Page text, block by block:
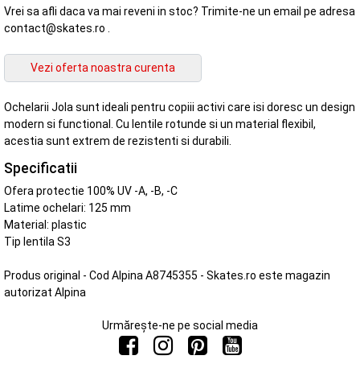
Vrei sa afli daca va mai reveni in stoc? Trimite-ne un email pe adresa
contact@skates.ro .
Ochelarii Jola sunt ideali pentru copiii activi care isi doresc un design
modern si functional. Cu lentile rotunde si un material flexibil,
acestia sunt extrem de rezistenti si durabili.
Specificatii
Ofera protectie 100% UV -A, -B, -C
Latime ochelari: 125 mm
Material: plastic
Tip lentila S3
Produs original - Cod Alpina A8745355 - Skates.ro este magazin
autorizat Alpina
Urmărește-ne pe social media